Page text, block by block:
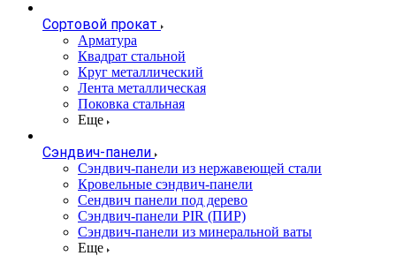
Сортовой прокат
Арматура
Квадрат стальной
Круг металлический
Лента металлическая
Поковка стальная
Еще
Сэндвич-панели
Cэндвич-панели из нержавеющей стали
Кровельные сэндвич-панели
Сендвич панели под дерево
Сэндвич-панели PIR (ПИР)
Сэндвич-панели из минеральной ваты
Еще